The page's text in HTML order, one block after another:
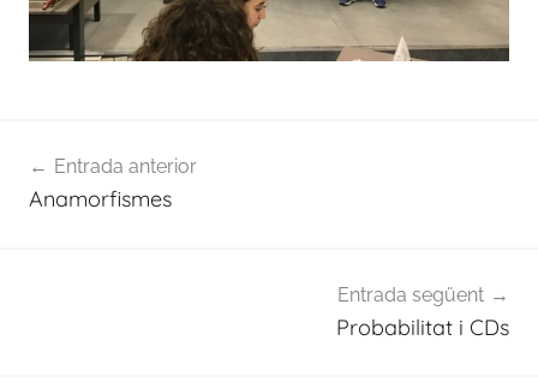
d'entrades
Entrada anterior
Anamorfismes
Entrada següent
Probabilitat i CDs